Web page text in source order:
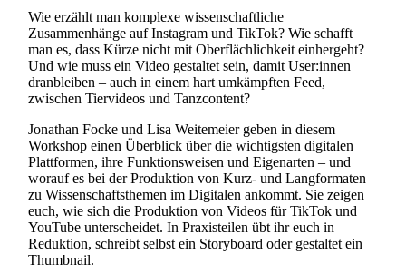
Wie erzählt man komplexe wissenschaftliche
Zusammenhänge auf Instagram und TikTok? Wie schafft
man es, dass Kürze nicht mit Oberflächlichkeit einhergeht?
Und wie muss ein Video gestaltet sein, damit User:innen
dranbleiben – auch in einem hart umkämpften Feed,
zwischen Tiervideos und Tanzcontent?
Jonathan Focke und Lisa Weitemeier geben in diesem
Workshop einen Überblick über die wichtigsten digitalen
Plattformen, ihre Funktionsweisen und Eigenarten – und
worauf es bei der Produktion von Kurz- und Langformaten
zu Wissenschaftsthemen im Digitalen ankommt. Sie zeigen
euch, wie sich die Produktion von Videos für TikTok und
YouTube unterscheidet. In Praxisteilen übt ihr euch in
Reduktion, schreibt selbst ein Storyboard oder gestaltet ein
Thumbnail.